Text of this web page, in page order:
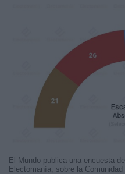
El Mundo publica una encuesta
Electomanía, sobre la Comunidad